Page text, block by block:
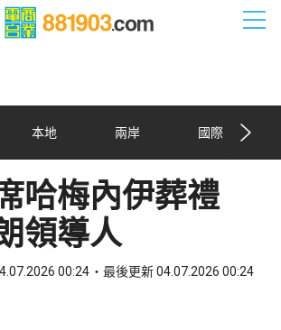
本地 兩岸 國際
哈梅內伊葬禮
領導人
00:24 最後更新 04.07.2026 00:24